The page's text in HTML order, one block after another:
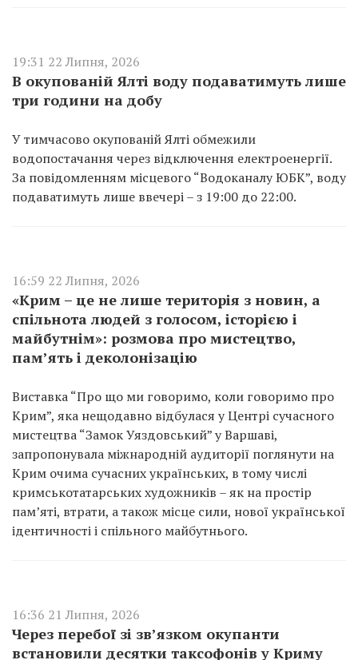
19:31 22 Липня, 2026
В окупованій Ялті воду подаватимуть лише
три години на добу
У тимчасово окупованій Ялті обмежили
водопостачання через відключення електроенергії.
За повідомленням місцевого “Водоканалу ЮБК”, воду
подаватимуть лише ввечері – з 19:00 до 22:00.
16:59 22 Липня, 2026
«Крим – це не лише територія з новин, а
спільнота людей з голосом, історією і
майбутнім»: розмова про мистецтво,
пам’ять і деколонізацію
Виставка “Про що ми говоримо, коли говоримо про
Крим”, яка нещодавно відбулася у Центрі сучасного
мистецтва “Замок Уяздовський” у Варшаві,
запропонувала міжнародній аудиторії поглянути на
Крим очима сучасних українських, в тому числі
кримськотатарських художників – як на простір
пам’яті, втрати, а також місце сили, нової української
ідентичності і спільного майбутнього.
16:36 21 Липня, 2026
Через перебої зі зв’язком окупанти
встановили десятки таксофонів у Криму